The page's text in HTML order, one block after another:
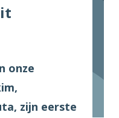
onze
zijn eerste